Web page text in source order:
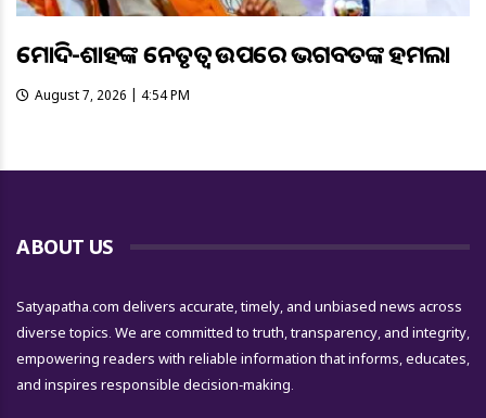
ମୋଦି-ଶାହଙ୍କ ନେତୃତ୍ୱ ଉପରେ ଭଗବତଙ୍କ ହମଲା
August 7, 2026 | 4:54 PM
ABOUT US
Satyapatha.com delivers accurate, timely, and unbiased news across
diverse topics. We are committed to truth, transparency, and integrity,
empowering readers with reliable information that informs, educates,
and inspires responsible decision-making.